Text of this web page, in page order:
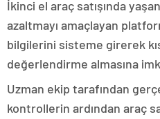
İkinci el araç satışında
azaltmayı amaçlayan
bilgilerini sisteme girerek
değerlendirme almasına
Uzman ekip tarafından
kontrollerin ardından araç